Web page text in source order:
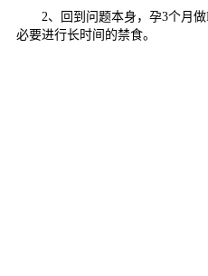
2、回到问题本身，孕3个月做
必要进行长时间的禁食。